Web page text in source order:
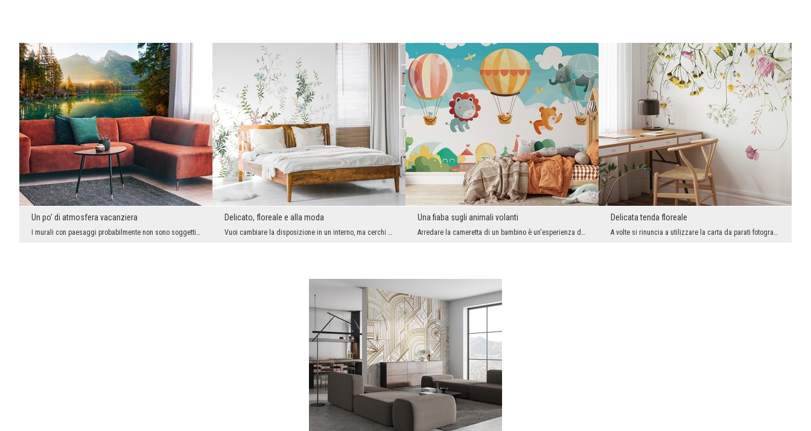
Un po' di atmosfera vacanziera
I murali con paesaggi probabilmente non sono soggetti alle mutevoli tendenze della moda dell'inte...
Delicato, floreale e alla moda
Vuoi cambiare la disposizione in un interno, ma cerchi qualcosa che abbia una buona energia, toni...
Una fiaba sugli animali volanti
Arredare la cameretta di un bambino è un'esperienza divertente. È un po' un'avventura e un po' la...
Delicata tenda floreale
A volte si rinuncia a utilizzare la carta da parati fotografica come decorazione principale degli...